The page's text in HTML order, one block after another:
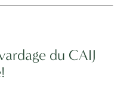
du CAIJ